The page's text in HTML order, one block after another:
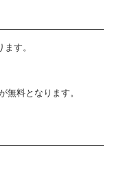
す。
無料となります。